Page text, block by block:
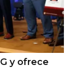
y ofrece